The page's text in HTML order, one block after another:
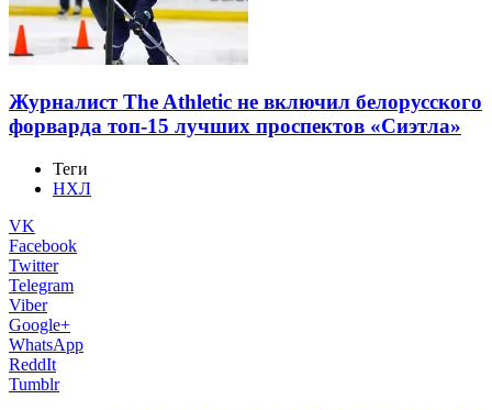
Журналист The Athletic не включил белорусского
форварда топ-15 лучших проспектов «Сиэтла»
Теги
НХЛ
VK
Facebook
Twitter
Telegram
Viber
Google+
WhatsApp
ReddIt
Tumblr